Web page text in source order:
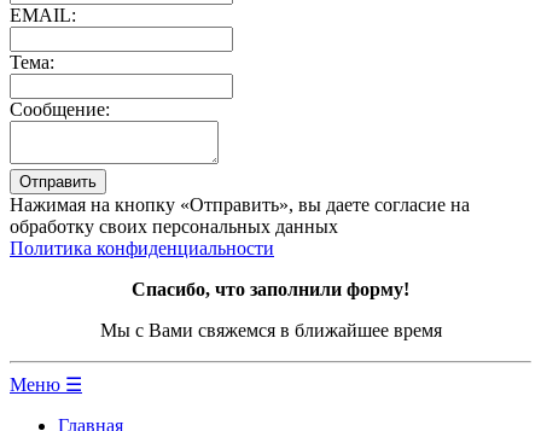
EMAIL:
Тема:
Сообщение:
Нажимая на кнопку «Отправить», вы даете согласие на
обработку своих персональных данных
Политика конфиденциальности
Спасибо, что заполнили форму!
Мы с Вами свяжемся в ближайшее время
Меню ☰
Главная